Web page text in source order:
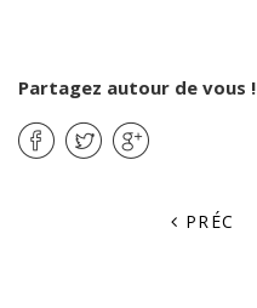
Partagez autour de vous !
PRÉC